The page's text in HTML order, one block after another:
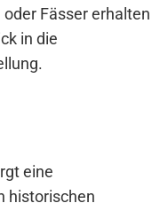
Fässer erhalten
in die
eine
historischen